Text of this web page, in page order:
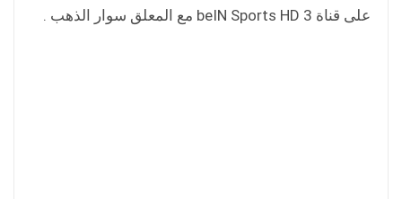
على قناة beIN Sports HD 3 مع المعلق سوار الذهب .